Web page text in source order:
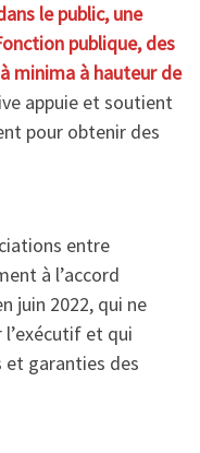
le public, une
publique, des
minima à hauteur de
appuie et soutient
pour obtenir des
entre
à l’accord
juin 2022, qui ne
et qui
garanties des